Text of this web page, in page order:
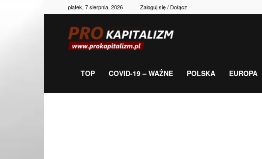
piątek, 7 sierpnia, 2026 Zaloguj się / Dołącz
gospodarka,
TOP COVID-19 – WAŻNE POLSKA EUROPA